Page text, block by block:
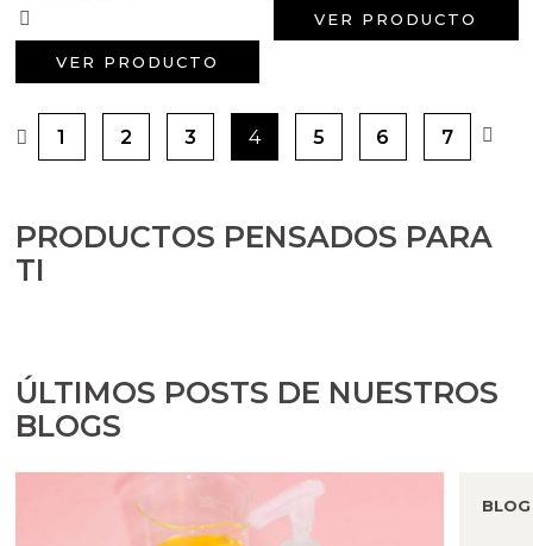
VER PRODUCTO
VER PRODUCTO
1 2 3 4 5 6 7
PRODUCTOS PENSADOS PARA
TI
ÚLTIMOS POSTS DE NUESTROS
BLOGS